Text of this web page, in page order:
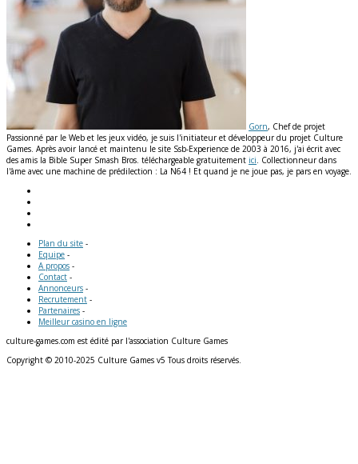
Gorn, Chef de projet
Passionné par le Web et les jeux vidéo, je suis l'initiateur et développeur du projet Culture
Games. Après avoir lancé et maintenu le site Ssb-Experience de 2003 à 2016, j'ai écrit avec
des amis la Bible Super Smash Bros. téléchargeable gratuitement ici. Collectionneur dans
l'âme avec une machine de prédilection : La N64 ! Et quand je ne joue pas, je pars en voyage.
Plan du site -
Equipe -
A propos -
Contact -
Annonceurs -
Recrutement -
Partenaires -
Meilleur casino en ligne
culture-games.com est édité par l'association Culture Games
Copyright © 2010-2025 Culture Games v5 Tous droits réservés.